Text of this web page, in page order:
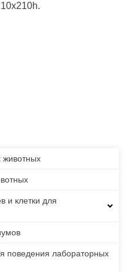
животных
и клетки для
поведения лабораторных